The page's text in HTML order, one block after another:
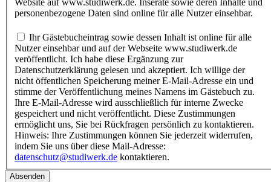
Website auf www.studiwerk.de. Inserate sowie deren Inhalte und
personenbezogene Daten sind online für alle Nutzer einsehbar.
Ihr Gästebucheintrag sowie dessen Inhalt ist online für alle
Nutzer einsehbar und auf der Webseite www.studiwerk.de
veröffentlicht. Ich habe diese Ergänzung zur
Datenschutzerklärung gelesen und akzeptiert. Ich willige der
nicht öffentlichen Speicherung meiner E-Mail-Adresse ein und
stimme der Veröffentlichung meines Namens im Gästebuch zu.
Ihre E-Mail-Adresse wird ausschließlich für interne Zwecke
gespeichert und nicht veröffentlicht. Diese Zustimmungen
ermöglicht uns, Sie bei Rückfragen persönlich zu kontaktieren.
Hinweis: Ihre Zustimmungen können Sie jederzeit widerrufen,
indem Sie uns über diese Mail-Adresse:
datenschutz@studiwerk.de kontaktieren.
Absenden